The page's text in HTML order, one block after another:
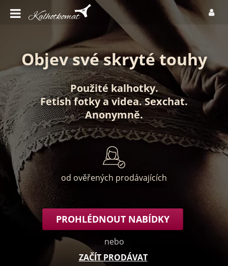
Objev své skryté touhy
Použité kalhotky.
Fetish fotkyavidea.Sexchat.
Anonymně.
od ověřených prodávajících
PROHLÉDNOUT NABÍDKY
nebo
ZAČÍT PRODÁVAT